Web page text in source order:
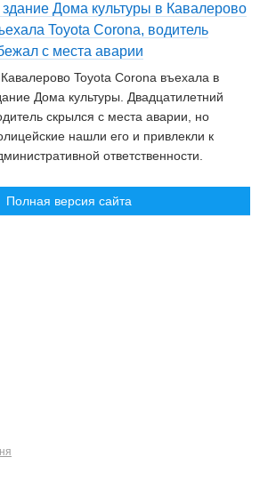
здание Дома культуры в Кавалерово
Toyota Corona, водитель
с места аварии
Toyota Corona въехала в
Дома культуры. Двадцатилетний
скрылся с места аварии, но
нашли его и привлекли к
ответственности.
Полная версия сайта